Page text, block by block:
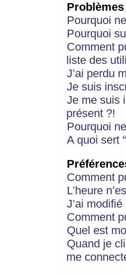
Pourquoi
Pourquoi
Comment
liste des
J’ai perdu
Je suis
Je me suis
présent ?!
Pourquoi
A quoi sert
Comment
L’heure
J’ai
Comment
Quel est
Quand je
me